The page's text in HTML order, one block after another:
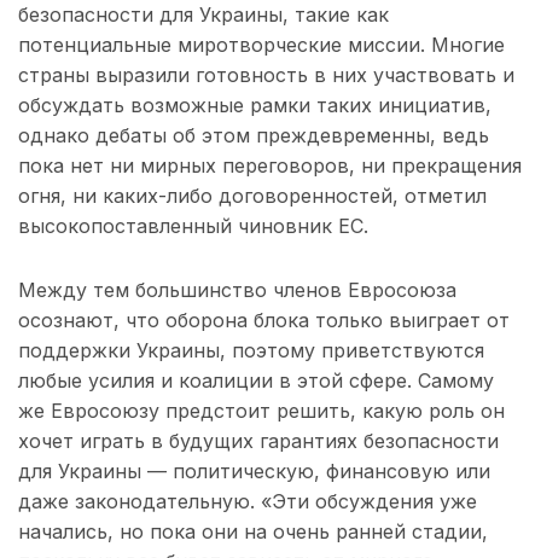
безопасности для Украины, такие как
потенциальные миротворческие миссии. Многие
страны выразили готовность в них участвовать и
обсуждать возможные рамки таких инициатив,
однако дебаты об этом преждевременны, ведь
пока нет ни мирных переговоров, ни прекращения
огня, ни каких-либо договоренностей, отметил
высокопоставленный чиновник ЕС.
Между тем большинство членов Евросоюза
осознают, что оборона блока только выиграет от
поддержки Украины, поэтому приветствуются
любые усилия и коалиции в этой сфере. Самому
же Евросоюзу предстоит решить, какую роль он
хочет играть в будущих гарантиях безопасности
для Украины — политическую, финансовую или
даже законодательную. «Эти обсуждения уже
начались, но пока они на очень ранней стадии,